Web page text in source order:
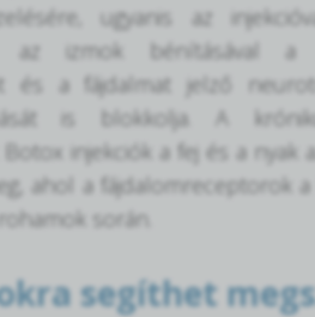
ugyanis az
az izmok bénításával a
és a fájdalmat jelző
is blokkolja. A
injekciók a fej és a nyak
ahol a fájdalomreceptorok
során.
segíthet